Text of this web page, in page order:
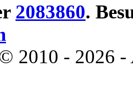
2083860.
2010 - 2026 -